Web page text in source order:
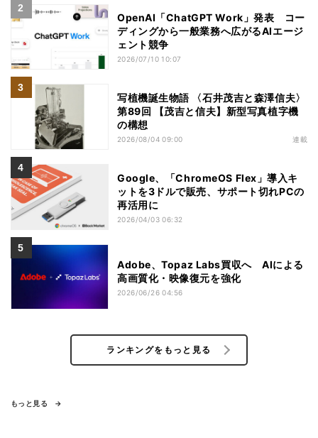
OpenAI「ChatGPT Work」発表 コー
ディングから一般業務へ広がるAIエージ
ェント競争
2026/07/10 10:07
写植機誕生物語 〈石井茂吉と森澤信夫〉
第89回 【茂吉と信夫】新型写真植字機
の構想
2026/08/04 09:00 連載
Google、「ChromeOS Flex」導入キ
ットを3ドルで販売、サポート切れPCの
再活用に
2026/04/03 06:32
Adobe、Topaz Labs買収へ AIによる
高画質化・映像復元を強化
2026/06/26 04:56
ランキングをもっと見る
もっと見る